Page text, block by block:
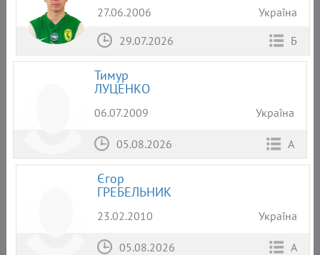
27.06.2006
Україна
29.07.2026
Б
Тимур
ЛУЦЕНКО
06.07.2009 Україна
05.08.2026 А
Єгор
ГРЕБЕЛЬНИК
23.02.2010 Україна
05.08.2026 А